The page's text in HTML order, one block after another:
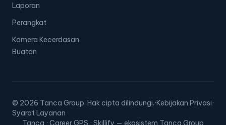
Laporan
Perangkat
Kamera Kecerdasan
Buatan
© 2026 Tanca Group. Hak cipta dilindungi.·Kebijakan Privasi·
Syarat Layanan
Tanca · Career GPS · Skillify — ekosistem Tanca Group